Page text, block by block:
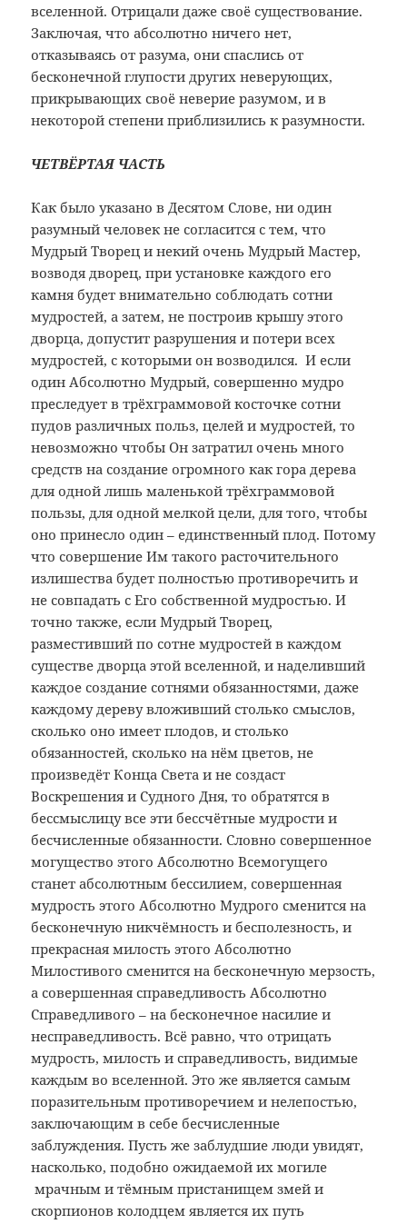
вселенной. Отрицали даже своё существование.
Заключая, что абсолютно ничего нет,
отказываясь от разума, они спаслись от
бесконечной глупости других неверующих,
прикрывающих своё неверие разумом, и в
некоторой степени приблизились к разумности.
ЧЕТВЁРТАЯ ЧАСТЬ
Как было указано в Десятом Слове, ни один
разумный человек не согласится с тем, что
Мудрый Творец и некий очень Мудрый Мастер,
возводя дворец, при установке каждого его
камня будет внимательно соблюдать сотни
мудростей, а затем, не построив крышу этого
дворца, допустит разрушения и потери всех
мудростей, с которыми он возводился. И если
один Абсолютно Мудрый, совершенно мудро
преследует в трёхграммовой косточке сотни
пудов различных польз, целей и мудростей, то
невозможно чтобы Он затратил очень много
средств на создание огромного как гора дерева
для одной лишь маленькой трёхграммовой
пользы, для одной мелкой цели, для того, чтобы
оно принесло один – единственный плод. Потому
что совершение Им такого расточительного
излишества будет полностью противоречить и
не совпадать с Его собственной мудростью. И
точно также, если Мудрый Творец,
разместивший по сотне мудростей в каждом
существе дворца этой вселенной, и наделивший
каждое создание сотнями обязанностями, даже
каждому дереву вложивший столько смыслов,
сколько оно имеет плодов, и столько
обязанностей, сколько на нём цветов, не
произведёт Конца Света и не создаст
Воскрешения и Судного Дня, то обратятся в
бессмыслицу все эти бессчётные мудрости и
бесчисленные обязанности. Словно совершенное
могущество этого Абсолютно Всемогущего
станет абсолютным бессилием, совершенная
мудрость этого Абсолютно Мудрого сменится на
бесконечную никчёмность и бесполезность, и
прекрасная милость этого Абсолютно
Милостивого сменится на бесконечную мерзость,
а совершенная справедливость Абсолютно
Справедливого – на бесконечное насилие и
несправедливость. Всё равно, что отрицать
мудрость, милость и справедливость, видимые
каждым во вселенной. Это же является самым
поразительным противоречием и нелепостью,
заключающим в себе бесчисленные
заблуждения. Пусть же заблудшие люди увидят,
насколько, подобно ожидаемой их могиле
мрачным и тёмным пристанищем змей и
скорпионов колодцем является их путь